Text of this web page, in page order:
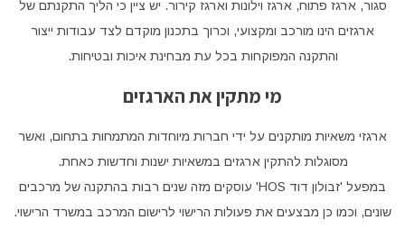
סגור, ארגז פתוח, ארגז וילונות וארגז קירור. יש ציין כי הליך התקנתם של
ארגזים הינו מורכב ומקצועי, וכרוך בתכנון מוקדם לצד עבודות ייצור
והתקנה המפוקחות בכל עת מבחינת איכות ובטיחות.
מי מתקין את הארגזים
ארגזי משאיות מותקנים על ידי חברות מיוחדות המתמחות בתחום, ואשר
מסוגלות להתקין ארגזים במשאיות ישנות וחדשות כאחת.
במפעל 'זבולון דוד HOS' עוסקים מזה שנים רבות בהתקנה של מרכבים
שונים, וכמו כן מבצעים את פעולות הרישוי לרישום המרכב במשרד הרישוי.